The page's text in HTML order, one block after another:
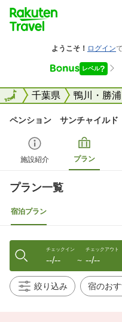
全国千葉県 鴨川・勝
全国
ペンション サンチャイルド
施設紹介 プラン
プラン一覧
宿泊プラン
チェックイン
--/-- 〜
チェックアウト
--/--
絞り込み